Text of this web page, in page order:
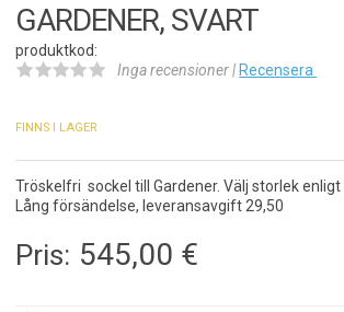
GARDENER, SVART
produktkod:
Inga recensioner | Recensera
FINNS I LAGER
Tröskelfri sockel till Gardener. Välj storlek
Lång försändelse, leveransavgift 29,50
Pris: 545,00 €